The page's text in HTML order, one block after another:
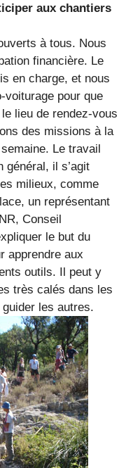
aux chantiers
à tous. Nous
financière. Le
en charge, et nous
voiturage pour que
lieu de rendez-vous
des missions à la
Le travail
général, il s’agit
milieux, comme
un représentant
Conseil
le but du
apprendre aux
outils. Il peut y
très calés dans les
les autres.